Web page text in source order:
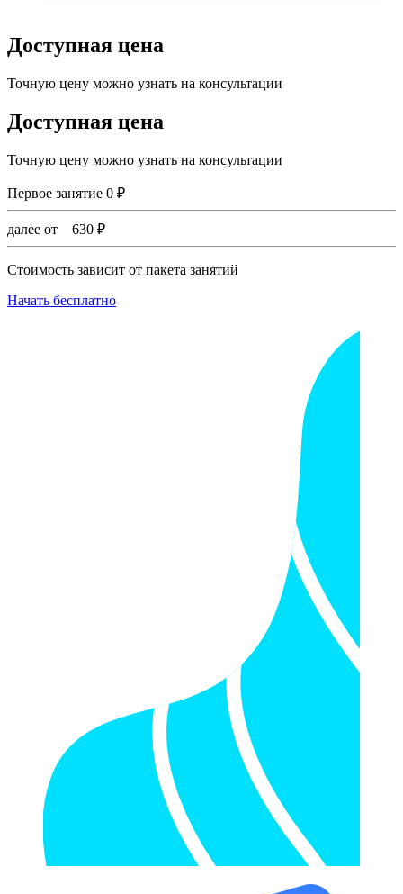
Доступная цена
Точную цену можно узнать на консультации
Доступная цена
Точную цену можно узнать на консультации
Первое занятие 0 ₽
далее от 630 ₽
Стоимость зависит от пакета занятий
Начать бесплатно